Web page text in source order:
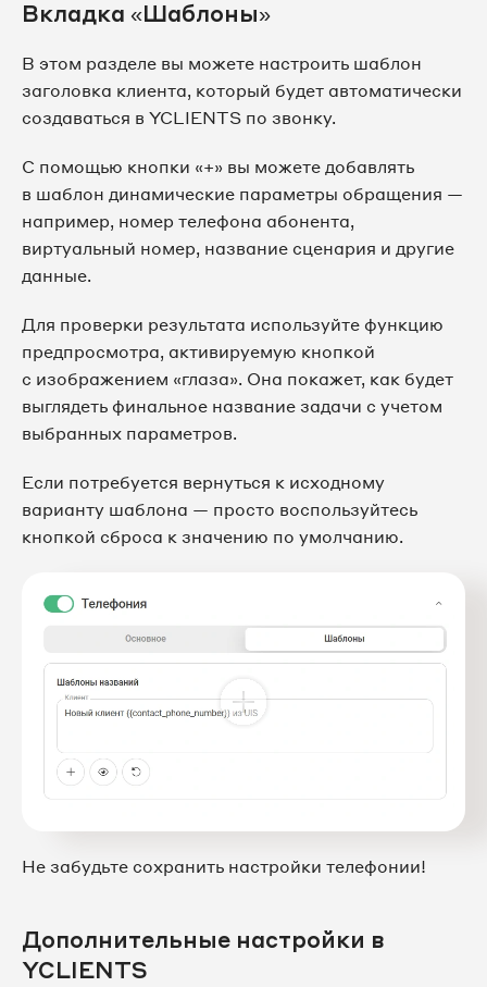
Вкладка «Шаблоны»
В этом разделе вы можете настроить шаблон
заголовка клиента, который будет автоматически
создаваться в YCLIENTS по звонку.
С помощью кнопки «+» вы можете добавлять
в шаблон динамические параметры обращения —
например, номер телефона абонента,
виртуальный номер, название сценария и другие
данные.
Для проверки результата используйте функцию
предпросмотра, активируемую кнопкой
с изображением «глаза». Она покажет, как будет
выглядеть финальное название задачи с учетом
выбранных параметров.
Если потребуется вернуться к исходному
варианту шаблона — просто воспользуйтесь
кнопкой сброса к значению по умолчанию.
Не забудьте сохранить настройки телефонии!
Дополнительные настройки в
YCLIENTS